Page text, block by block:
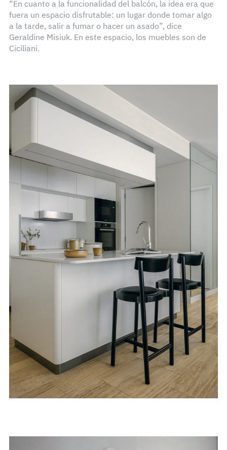
“En cuanto a la funcionalidad del balcón, la idea era que
fuera un espacio disfrutable: un lugar donde tomar algo
a la tarde, salir a fumar o hacer un asado”, dice
Geraldine Misiuk. En este espacio, los muebles son de
Ciciliani.